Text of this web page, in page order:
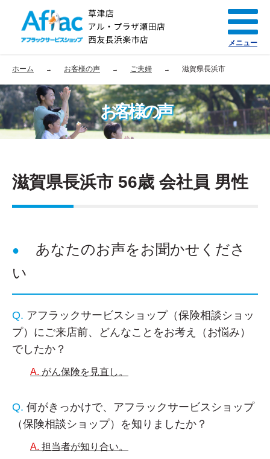
ホーム お客様の声 ご夫婦 滋賀県長浜市
お客様の声
滋賀県長浜市 56歳 会社員 男性
あなたのお声をお聞かせくださ
い
アフラックサービスショップ（保険相談ショッ
プ）にご来店前、どんなことをお考え（お悩み）
でしたか？
がん保険を見直し。
何がきっかけで、アフラックサービスショップ
（保険相談ショップ）を知りましたか？
担当者が知り合い。
メニュー